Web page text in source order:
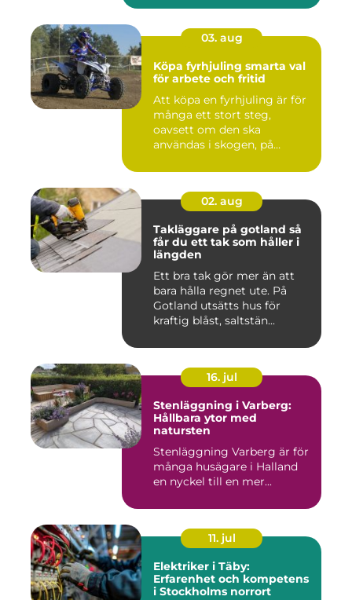
03. aug
Köpa fyrhjuling smarta val
för arbete och fritid
Att köpa en fyrhjuling är för
många ett stort steg,
oavsett om den ska
användas i skogen, på
02. aug
Takläggare på gotland så
får du ett tak som håller i
längden
Ett bra tak gör mer än att
bara hålla regnet ute. På
Gotland utsätts hus för
kraftig blåst, saltstän...
16. jul
Stenläggning i Varberg:
Hållbara ytor med
natursten
Stenläggning Varberg är för
många husägare i Halland
en nyckel till en mer...
11. jul
Elektriker i Täby:
Erfarenhet och kompetens
i Stockholms norrort